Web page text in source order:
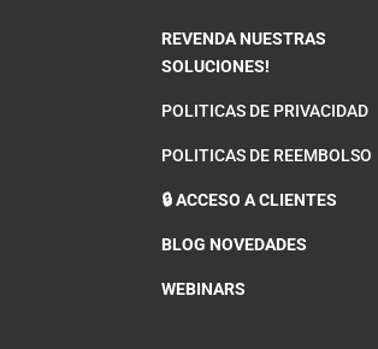
REVENDA NUESTRAS
SOLUCIONES!
POLITICAS DE PRIVACIDAD
POLITICAS DE REEMBOLSO
🔒 ACCESO A CLIENTES
BLOG NOVEDADES
WEBINARS